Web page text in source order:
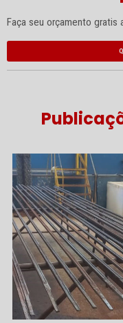
Faça seu orçamento gratis